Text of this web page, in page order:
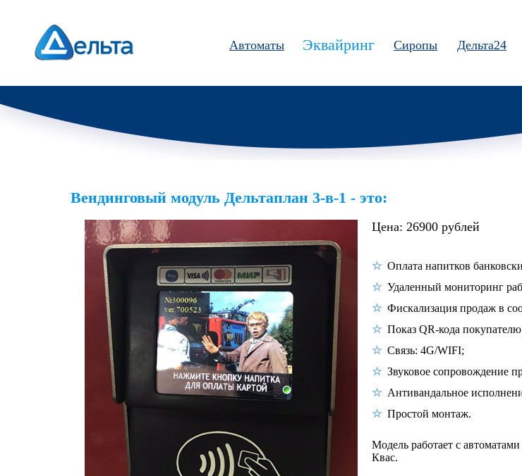
Автоматы Эквайринг Сиропы Дельта24
Вендинговый модуль Дельтаплан 3-в-1 - это:
Цена: 26900 рублей
Оплата напитков
Удаленный мониторинг
Фискализация продаж в
Показ QR-кода
Связь: 4G/WIFI;
Звуковое сопровождение
Антивандальное
Простой монтаж.
Модель работает с
Квас.